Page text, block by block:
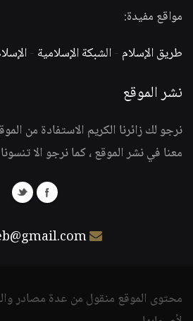
مواقع مفيدة:
طريق الإسلام -الشبكة الإسلامية -
نشر الموقع
نرجو لك زائرنا الكريم الاستفادة من
معنا في نشر الموقع ، كما نرجو الا
محتوى الموقع منقول من عدة مصادر